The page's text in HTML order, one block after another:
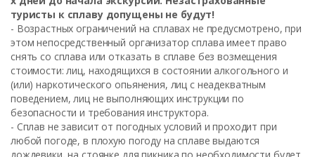
туристы к сплаву допущены не будут!
- Возрастных ограничений на сплавах не предусмотрено, при
этом непосредственный организатор сплава имеет право
снять со сплава или отказать в сплаве без возмещения
стоимости: лиц, находящихся в состоянии алкогольного и
(или) наркотического опьянения, лиц с неадекватным
поведением, лиц не выполняющих инструкции по
безопасности и требования инструктора.
- Сплав не зависит от погодных условий и проходит при
любой погоде, в плохую погоду на сплаве выдаются